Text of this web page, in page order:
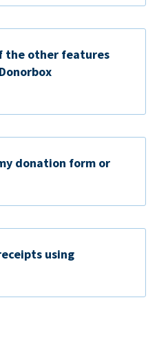
the other features
donation form or
using